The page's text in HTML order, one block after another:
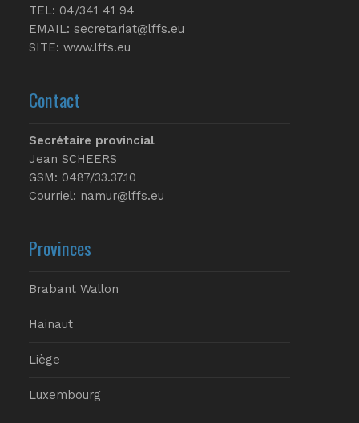
TEL: 04/341 41 94
EMAIL: secretariat@lffs.eu
SITE: www.lffs.eu
Contact
Secrétaire provincial
Jean SCHEERS
GSM: 0487/33.37.10
Courriel: namur@lffs.eu
Provinces
Brabant Wallon
Hainaut
Liège
Luxembourg